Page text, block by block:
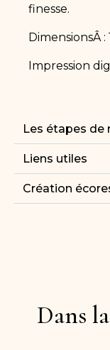
finesse.
DimensionsÂ :
Impression
Les étapes de
Liens utiles
Création
Dans